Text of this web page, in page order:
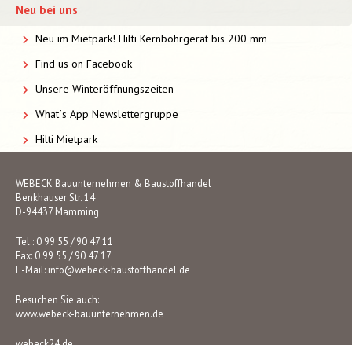
Neu bei uns
Neu im Mietpark! Hilti Kernbohrgerät bis 200 mm
Find us on Facebook
Unsere Winteröffnungszeiten
What´s App Newslettergruppe
Hilti Mietpark
WEBECK Bauunternehmen & Baustoffhandel
Benkhauser Str. 14
D-94437 Mamming
Tel.: 0 99 55 / 90 47 11
Fax: 0 99 55 / 90 47 17
E-Mail: info@webeck-baustoffhandel.de
Besuchen Sie auch:
www.webeck-bauunternehmen.de